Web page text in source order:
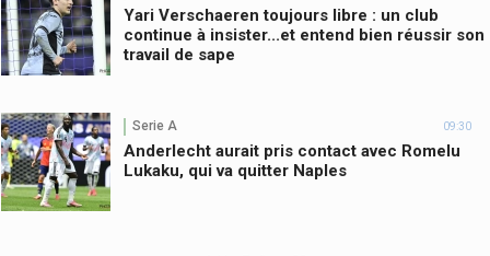
Yari Verschaeren toujours libre : un club
continue à insister...et entend bien réussir son
travail de sape
Serie A 09:30
Anderlecht aurait pris contact avec Romelu
Lukaku, qui va quitter Naples